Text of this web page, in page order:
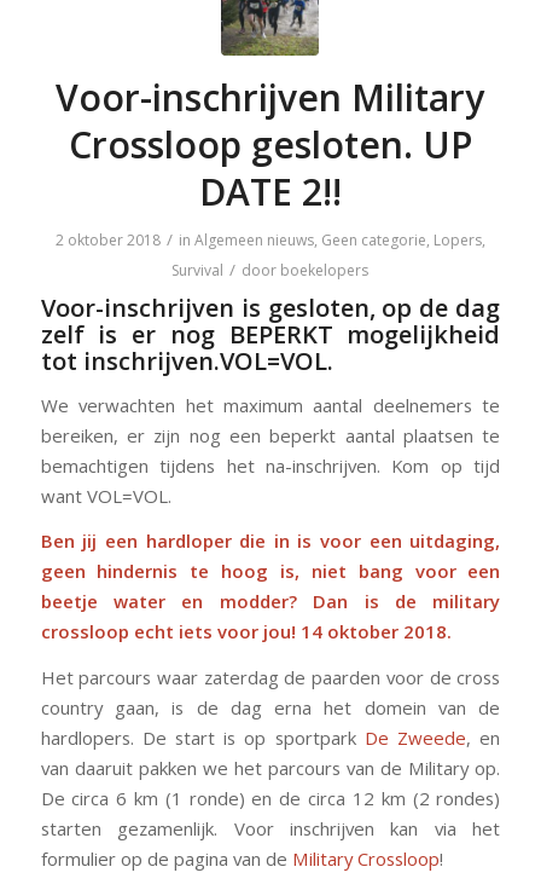
Voor-inschrijven Military
Crossloop gesloten. UP
DATE 2!!
2 oktober 2018 / in Algemeen nieuws, Geen categorie, Lopers,
Survival / door boekelopers
Voor-inschrijven is gesloten, op de dag
zelf is er nog BEPERKT mogelijkheid
tot inschrijven.VOL=VOL.
We verwachten het maximum aantal deelnemers te
bereiken, er zijn nog een beperkt aantal plaatsen te
bemachtigen tijdens het na-inschrijven. Kom op tijd
want VOL=VOL.
Ben jij een hardloper die in is voor een uitdaging,
geen hindernis te hoog is, niet bang voor een
beetje water en modder? Dan is de military
crossloop echt iets voor jou! 14 oktober 2018.
Het parcours waar zaterdag de paarden voor de cross
country gaan, is de dag erna het domein van de
hardlopers. De start is op sportpark De Zweede, en
van daaruit pakken we het parcours van de Military op.
De circa 6 km (1 ronde) en de circa 12 km (2 rondes)
starten gezamenlijk. Voor inschrijven kan via het
formulier op de pagina van de Military Crossloop!